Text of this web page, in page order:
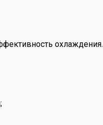
охлаждения.